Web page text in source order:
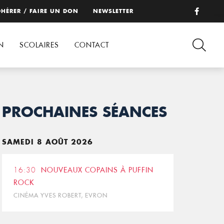
/ FAIRE UN DON NEWSLETTER
SCOLAIRES CONTACT
PROCHAINES SÉANCES
SAMEDI 8 AOÛT 2026
16:30
NOUVEAUX COPAINS À PUFFIN
ROCK
CINÉMA YVES ROBERT, EVRON